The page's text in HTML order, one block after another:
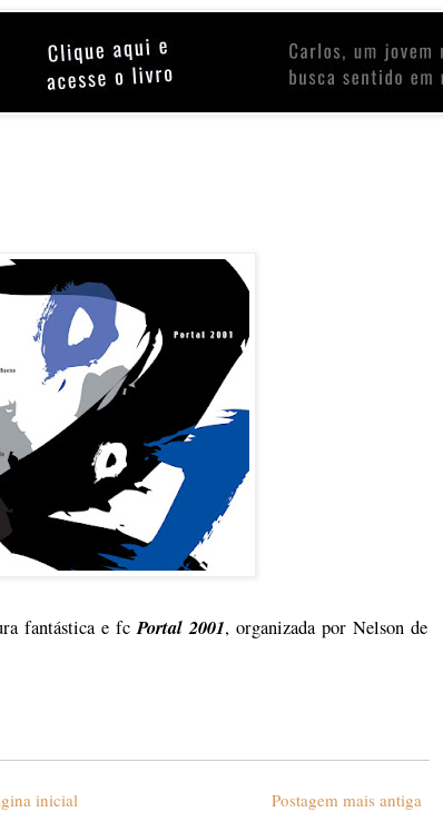
fantástica e fcPortal 2001, organizada por Nelson de
Postagem mais antiga
inicial